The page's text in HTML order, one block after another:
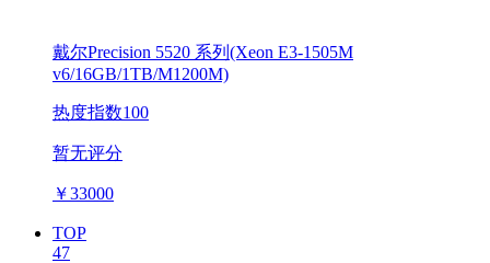
戴尔Precision 5520 系列(Xeon E3-1505M
v6/16GB/1TB/M1200M)
热度指数100
暂无评分
￥33000
TOP
47